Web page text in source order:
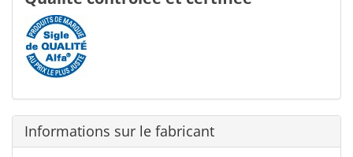
Informations sur le fabricant